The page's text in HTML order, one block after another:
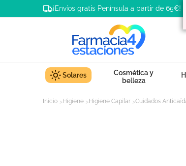
¡Envíos gratis Península a partir de 65€!
Solares
Cosmética y
belleza
Inicio Higiene Higiene Capilar Cuidados